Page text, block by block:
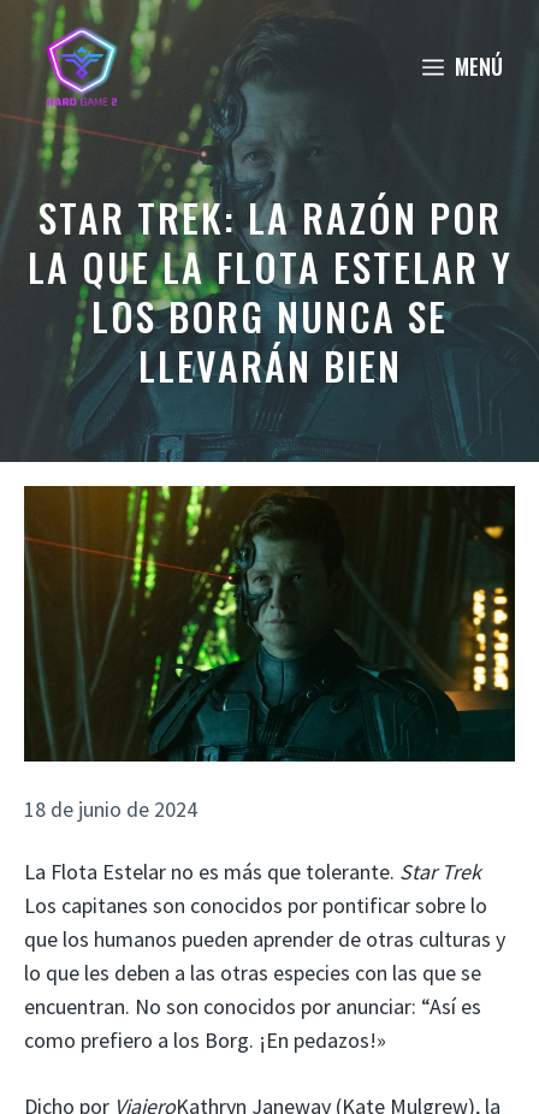
Saltar
contenido
MENÚ
STAR TREK: LA RAZÓN POR
LA QUE LA FLOTA ESTELAR Y
LOS BORG NUNCA SE
LLEVARÁN BIEN
18 de junio de 2024
La Flota Estelar no es más que tolerante. Star Trek
Los capitanes son conocidos por pontificar sobre lo
que los humanos pueden aprender de otras culturas y
lo que les deben a las otras especies con las que se
encuentran. No son conocidos por anunciar: “Así es
como prefiero a los Borg. ¡En pedazos!»
Dicho por ViajeroKathryn Janeway (Kate Mulgrew), la